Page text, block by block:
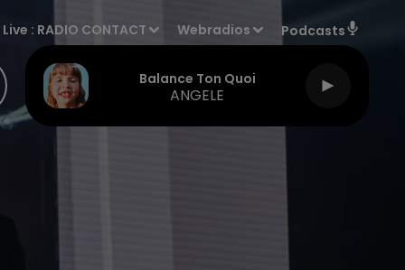
Live : RADIO CONTACT Webradios Podcasts
Balance Ton Quoi
ANGELE